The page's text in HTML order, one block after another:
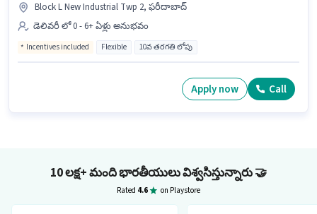
Block L New Industrial Twp 2, ఫరీదాబాద్
డెలివరీ లో 0 - 6+ ఏళ్లు అనుభవం
Incentives included Flexible 10వ తరగతి లోపు
Apply now Call
10 లక్ష+ మంది భారతీయులు విశ్వసిస్తున్నారు🤝
Rated 4.6 on Playstore